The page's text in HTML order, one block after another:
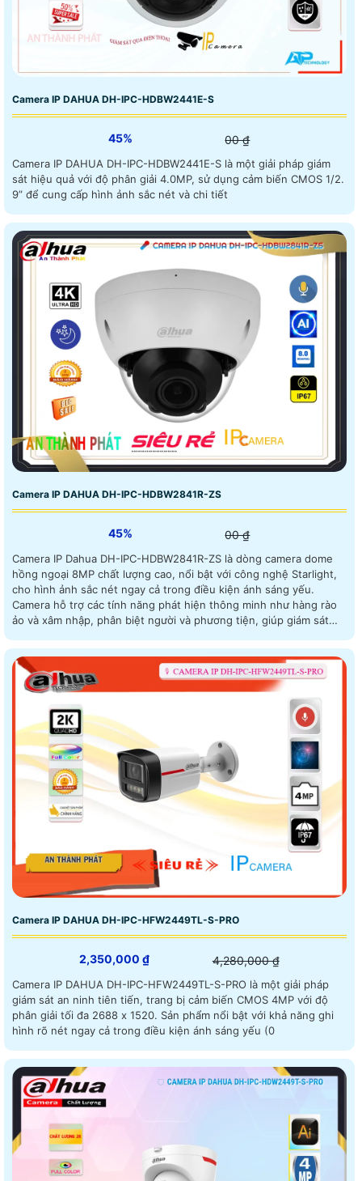
Camera IP DAHUA DH-IPC-HDBW2441E-S
45% 00 ₫
Camera IP DAHUA DH-IPC-HDBW2441E-S là một giải pháp giám
sát hiệu quả với độ phân giải 4.0MP, sử dụng cảm biến CMOS 1/2.
9” để cung cấp hình ảnh sắc nét và chi tiết
Camera IP DAHUA DH-IPC-HDBW2841R-ZS
45% 00 ₫
Camera IP Dahua DH-IPC-HDBW2841R-ZS là dòng camera dome
hồng ngoại 8MP chất lượng cao, nổi bật với công nghệ Starlight,
cho hình ảnh sắc nét ngay cả trong điều kiện ánh sáng yếu.
Camera hỗ trợ các tính năng phát hiện thông minh như hàng rào
ảo và xâm nhập, phân biệt người và phương tiện, giúp giám sát
Camera IP DAHUA DH-IPC-HFW2449TL-S-PRO
2,350,000 ₫ 4,280,000 ₫
Camera IP DAHUA DH-IPC-HFW2449TL-S-PRO là một giải pháp
giám sát an ninh tiên tiến, trang bị cảm biến CMOS 4MP với độ
phân giải tối đa 2688 x 1520. Sản phẩm nổi bật với khả năng ghi
hình rõ nét ngay cả trong điều kiện ánh sáng yếu (0